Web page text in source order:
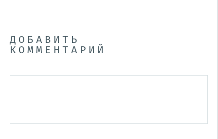
ДОБАВИТЬ
КОММЕНТАРИЙ